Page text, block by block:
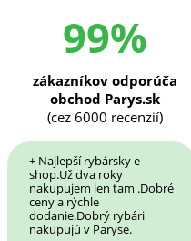
99%
zákazníkov odporúča
obchod Parys.sk
(cez 6000 recenzií)
+ Najlepší rybársky e-
shop.Už dva roky
nakupujem len tam .Dobré
ceny a rýchle
dodanie.Dobrý rybári
nakupujú v Paryse.